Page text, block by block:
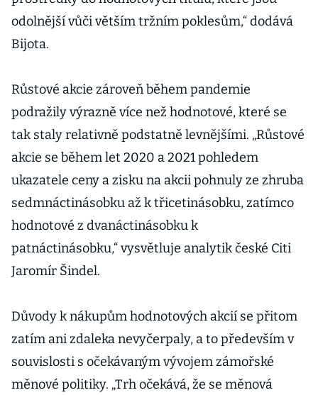
odolnější vůči větším tržním poklesům,“ dodává
Bijota.
Růstové akcie zároveň během pandemie
podražily výrazně více než hodnotové, které se
tak staly relativně podstatně levnějšími. „Růstové
akcie se během let 2020 a 2021 pohledem
ukazatele ceny a zisku na akcii pohnuly ze zhruba
sedmnáctinásobku až k třicetinásobku, zatímco
hodnotové z dvanáctinásobku k
patnáctinásobku,“ vysvětluje analytik české Citi
Jaromír Šindel.
Důvody k nákupům hodnotových akcií se přitom
zatím ani zdaleka nevyčerpaly, a to především v
souvislosti s očekávaným vývojem zámořské
měnové politiky. „Trh očekává, že se měnová